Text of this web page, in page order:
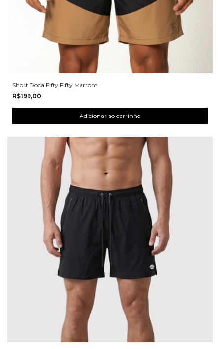
Short Doca Fifty Fifty Marrom
R$199,00